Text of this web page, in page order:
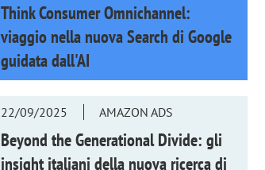
Think Consumer Omnichannel:
viaggio nella nuova Search di Google
guidata dall'AI
22/09/2025 AMAZON ADS
Beyond the Generational Divide: gli
insight italiani della nuova ricerca di